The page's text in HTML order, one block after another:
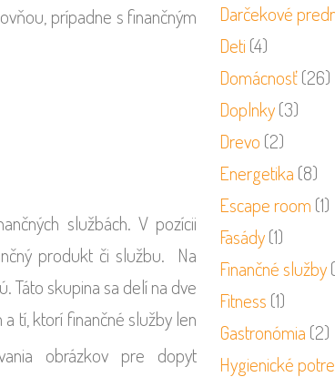
prípadne s finančným
službách. V pozícii
produkt či službu. Na
Táto skupina sa delí na dve
tí, ktorí finančné služby len
Darčekové
Deti (4)
Domácnosť(26)
Doplnky(3)
Drevo (2)
Energetika (8)
Escape room (1)
Fasády(1)
Finančné služby
Fitness (1)
Gastronómia (2)
Hygienické